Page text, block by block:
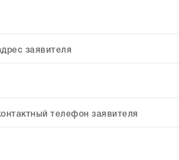
заявителя
телефон заявителя